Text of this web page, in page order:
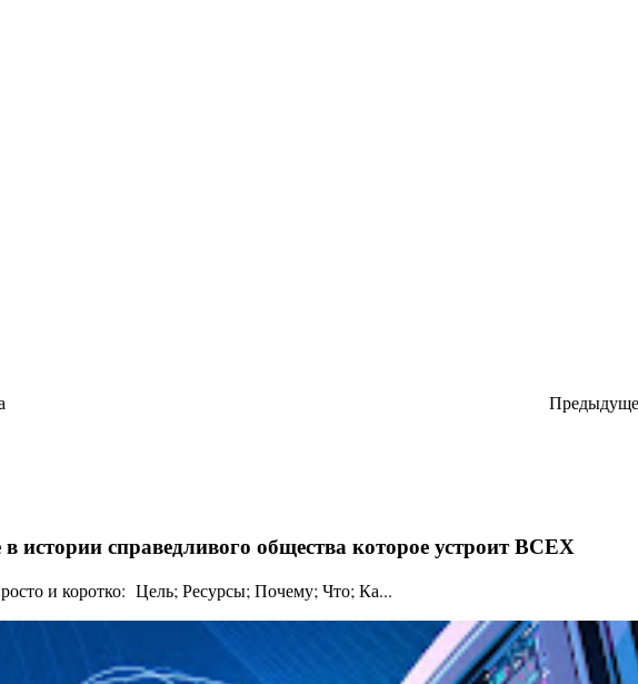
истории справедливого общества которое устроит ВСЕХ
и коротко: Цель; Ресурсы; Почему; Что; Ка...